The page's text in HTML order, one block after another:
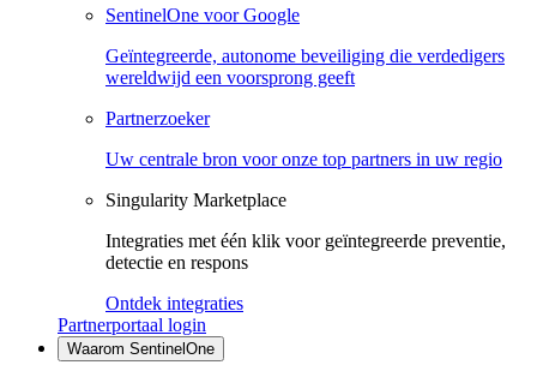
SentinelOne voor Google
Geïntegreerde, autonome beveiliging die verdedigers
wereldwijd een voorsprong geeft
Partnerzoeker
Uw centrale bron voor onze top partners in uw regio
Singularity Marketplace
Integraties met één klik voor geïntegreerde preventie,
detectie en respons
Ontdek integraties
Partnerportaal login
Waarom SentinelOne